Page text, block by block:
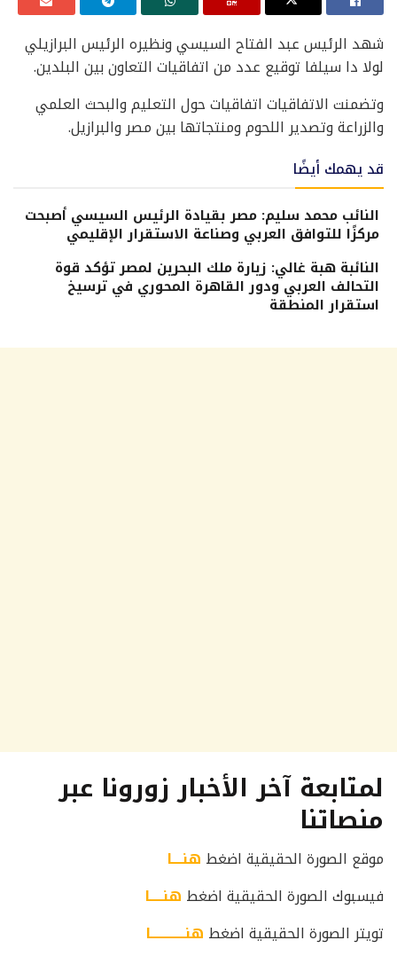
شهد الرئيس عبد الفتاح السيسي ونظيره الرئيس البرازيلي
لولا دا سيلفا توقيع عدد من اتفاقيات التعاون بين البلدين.
وتضمنت الاتفاقيات اتفاقيات حول التعليم والبحث العلمي
والزراعة وتصدير اللحوم ومنتجاتها بين مصر والبرازيل.
قد يهمك أيضًا
النائب محمد سليم: مصر بقيادة الرئيس السيسي أصبحت
مركزًا للتوافق العربي وصناعة الاستقرار الإقليمي
النائبة هبة غالي: زيارة ملك البحرين لمصر تؤكد قوة
التحالف العربي ودور القاهرة المحوري في ترسيخ
استقرار المنطقة
لمتابعة آخر الأخبار زورونا عبر
منصاتنا
موقع الصورة الحقيقية اضغط هنــــا
فيسبوك الصورة الحقيقية اضغط هنـــــا
تويتر الصورة الحقيقية اضغط هنـــــــــــــا